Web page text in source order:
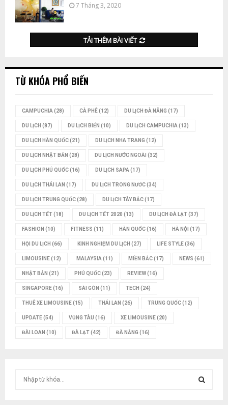
7 Tháng 3, 2020
TẢI THÊM BÀI VIẾT
TỪ KHÓA PHỔ BIẾN
CAMPUCHIA (28) CÀ PHÊ(12) DU LỊCH ĐÀ NẴNG (17)
DU LỊCH (87) DU LỊCH BIỂN (10) DU LỊCH CAMPUCHIA (13)
DU LỊCH HÀN QUỐC(21) DU LỊCH NHA TRANG (12)
DU LỊCH NHẬT BẢN (28) DU LỊCH NƯỚC NGOÀI (32)
DU LỊCH PHÚ QUỐC(16) DU LỊCH SAPA (17)
DU LỊCH THÁI LAN (17) DU LỊCH TRONG NƯỚC(34)
DU LỊCH TRUNG QUỐC(28) DU LỊCH TÂY BẮC(17)
DU LỊCH TẾT(18) DU LỊCH TẾT 2020 (13) DU LỊCH ĐÀ LẠT(37)
FASHION (10) FITNESS (11) HÀN QUỐC(16) HÀ NỘI (17)
HỘI DU LỊCH (66) KINH NGHIỆM DU LỊCH (27) LIFE STYLE(36)
LIMOUSINE(12) MALAYSIA (11) MIỀN BẮC(17) NEWS (61)
NHẬT BẢN (21) PHÚ QUỐC(23) REVIEW(16)
SINGAPORE(16) SÀI GÒN (11) TECH (24)
THUÊ XE LIMOUSINE(15) THÁI LAN (26) TRUNG QUỐC(12)
UPDATE(54) VŨNG TÀU (16) XE LIMOUSINE(20)
ĐÀI LOAN (10) ĐÀ LẠT(42) ĐÀ NẴNG (16)